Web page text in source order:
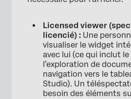
Licensed viewer
licencié) : Une
visualiser le widget
avec lui (ce qui inclut
l’exploration de
navigation vers le
Studio). Un
besoin des éléments